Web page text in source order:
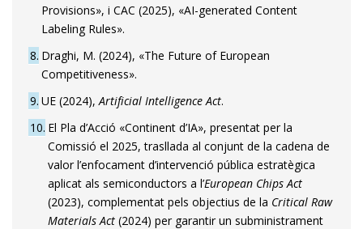
Provisions», i CAC (2025), «AI-generated Content
Labeling Rules».
8 Draghi, M. (2024), «The Future of European
Competitiveness».
9 UE (2024),Artificial Intelligence Act.
10 El Pla d’Acció «Continent d’IA», presentat per la
Comissió el 2025, trasllada al conjunt de la cadena de
valor l’enfocament d’intervenció pública estratègica
aplicat als semiconductors a l’European Chips Act
(2023), complementat pels objectius de la Critical Raw
Materials Act (2024) per garantir un subministrament